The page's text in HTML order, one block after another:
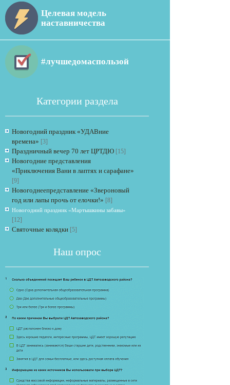
Целевая модель
наставничества
#лучшедомаспользой
Категории раздела
Новогодний праздник «УДАВние
времена» [3]
Праздничный вечер 70 лет ЦРТДЮ [15]
Новогодние представления
«Приключения Вани в лаптях и сарафане»
[9]
Новогоднеепредставление «Звероновый
год или лапы прочь от елочки!» [8]
Новогодний праздник «Мартышкины забавы»
[12]
Святочные колядки [5]
Наш опрос